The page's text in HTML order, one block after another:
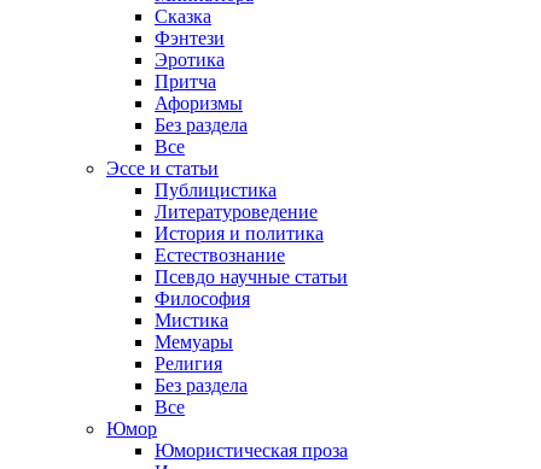
Сказка
Фэнтези
Эротика
Притча
Афоризмы
Без раздела
Все
Эссе и статьи
Публицистика
Литературоведение
История и политика
Естествознание
Псевдо научные статьи
Философия
Мистика
Мемуары
Религия
Без раздела
Все
Юмор
Юмористическая проза